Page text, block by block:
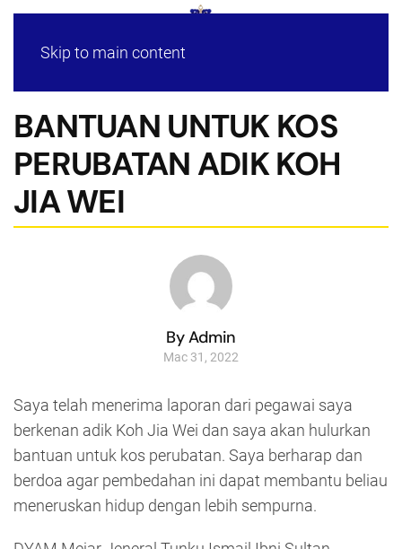
Skip to main content
BANTUAN UNTUK KOS
PERUBATAN ADIK KOH
JIA WEI
By Admin
Mac 31, 2022
Saya telah menerima laporan dari pegawai saya
berkenan adik Koh Jia Wei dan saya akan hulurkan
bantuan untuk kos perubatan. Saya berharap dan
berdoa agar pembedahan ini dapat membantu beliau
meneruskan hidup dengan lebih sempurna.